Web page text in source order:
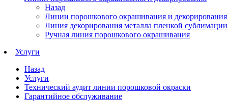
Назад
Линии порошкового окрашивания и декорирования
Линия декорирования металла пленкой сублимации
Ручная линия порошкового окрашивания
Услуги
Назад
Услуги
Технический аудит линии порошковой окраски
Гарантийное обслуживание